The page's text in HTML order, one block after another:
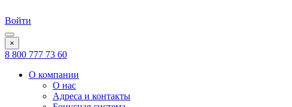
Войти
×
8 800 777 73 60
О компании
О нас
Адреса и контакты